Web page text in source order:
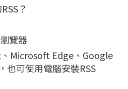
？
覽器
Microsoft Edge、Google
也可使用電腦安裝RSS